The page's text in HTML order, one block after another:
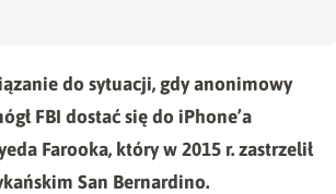
do sytuacji, gdy anonimowy
FBI dostać się do iPhone’a
Farooka, który w 2015 r. zastrzelił
San Bernardino.